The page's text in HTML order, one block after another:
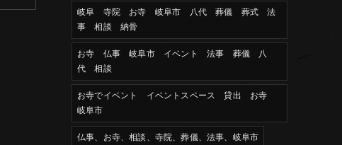
岐阜 寺院 お寺 岐阜市 八代 葬儀 葬式 法
事 相談 納骨
お寺 仏事 岐阜市 イベント 法事 葬儀 八
代 相談
お寺でイベント イベントスペース 貸出 お寺
岐阜市
仏事、お寺、相談、寺院、葬儀、法事、岐阜市